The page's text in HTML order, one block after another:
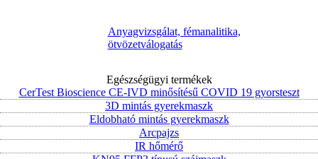
Anyagvizsgálat, fémanalitika,
ötvözetválogatás
Egészségügyi termékek
CerTest Bioscience CE-IVD minősítésű COVID 19 gyorsteszt
3D mintás gyerekmaszk
Eldobható mintás gyerekmaszk
Arcpajzs
IR hőmérő